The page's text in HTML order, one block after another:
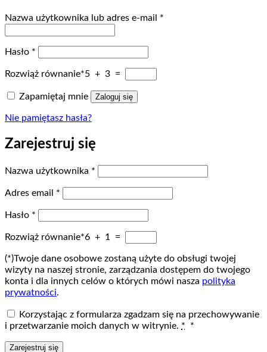
Nazwa użytkownika lub adres e-mail *
Hasło *
Rozwiąż równanie*5 + 3 =
Zapamiętaj mnie Zaloguj się
Nie pamiętasz hasła?
Zarejestruj się
Nazwa użytkownika *
Adres email *
Hasło *
Rozwiąż równanie*6 + 1 =
(*)Twoje dane osobowe zostaną użyte do obsługi twojej
wizyty na naszej stronie, zarządzania dostępem do twojego
konta i dla innych celów o których mówi nasza polityka
prywatności.
Korzystając z formularza zgadzam się na przechowywanie
i przetwarzanie moich danych w witrynie. * *
Zarejestruj się